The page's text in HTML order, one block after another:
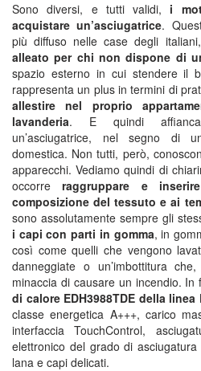
Sono diversi, e tutti validi, i
acquistare un’asciugatrice.
più diffuso nelle case degli
alleato per chi non dispone di
spazio esterno in cui stendere il
rappresenta un plus in termini di
allestire nel proprio
lavanderia. E quindi
un’asciugatrice, nel segno di
domestica. Non tutti, però,
apparecchi. Vediamo quindi di
occorreraggruppare e
composizione del tessuto e ai
sono assolutamente sempre gli
i capi con parti in gomma, in
così come quelli che vengono
danneggiate o un’imbottitura
minaccia di causare un incendio. In
di calore EDH3988TDE della
classe energetica A+++, carico
interfaccia TouchControl,
elettronico del grado di
lana e capi delicati.